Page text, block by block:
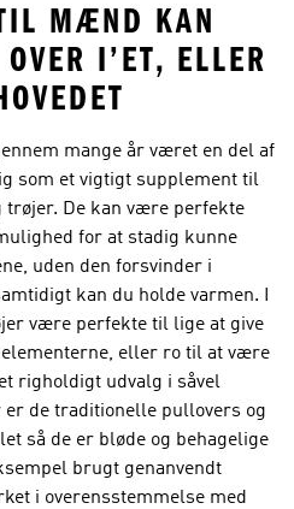
MÆND KAN
I’ET, ELLER
mange år været en del af
som et vigtigt supplement til
De kan være perfekte
for at stadig kunne
uden den forsvinder i
kan du holde varmen. I
være perfekte til lige at give
eller ro til at være
righoldigt udvalg i såvel
er de traditionelle pullovers og
så de er bløde og behagelige
brugt genanvendt
i overensstemmelse med